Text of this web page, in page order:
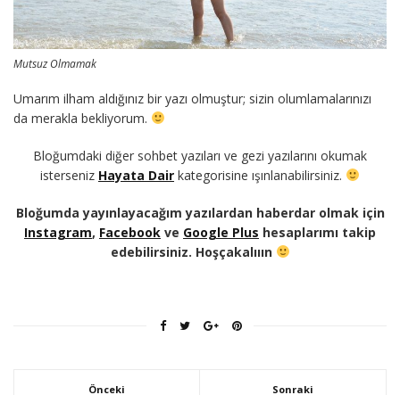
Mutsuz Olmamak
Umarım ilham aldığınız bir yazı olmuştur; sizin olumlamalarınızı
da merakla bekliyorum.
Bloğumdaki diğer sohbet yazıları ve gezi yazılarını okumak
isterseniz Hayata Dair kategorisine ışınlanabilirsiniz.
Bloğumda yayınlayacağım yazılardan haberdar olmak için
Instagram, Facebook ve Google Plus hesaplarımı takip
edebilirsiniz. Hoşçakalııın
Önceki Sonraki